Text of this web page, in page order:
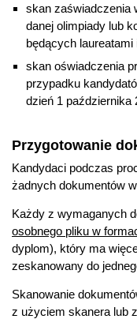
skan zaświadczenia
danej olimpiady lub
będących
skan oświadczenia
przypadku
dzień 1 października
Przygotowanie
Kandydaci podczas
żadnych dokumentów
Każdy z wymaganych
osobnego pliku w
dyplom), który ma
zeskanowany do
Skanowanie
z użyciem skanera lub